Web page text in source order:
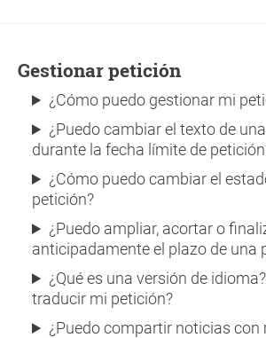
Gestionar petición
¿Cómo puedo gestionar mi
¿Puedo cambiar el texto de
durante la fecha límite de
¿Cómo puedo cambiar el
petición?
¿Puedo ampliar, acortar o
anticipadamente el plazo de una
¿Qué es una versión de
traducir mi petición?
¿Puedo compartir noticias con